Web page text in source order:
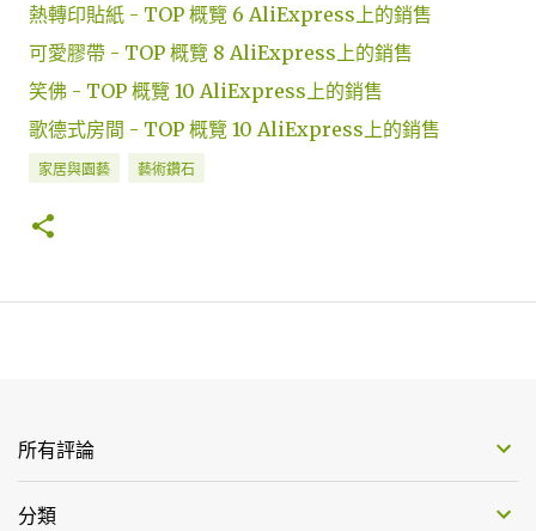
熱轉印貼紙 - TOP 概覽 6 AliExpress上的銷售
可愛膠帶 - TOP 概覽 8 AliExpress上的銷售
笑佛 - TOP 概覽 10 AliExpress上的銷售
歌德式房間 - TOP 概覽 10 AliExpress上的銷售
家居與園藝 藝術鑽石
所有評論
分類